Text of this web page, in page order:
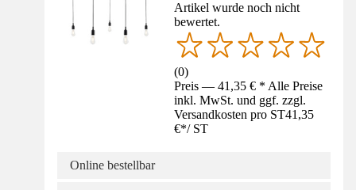
Artikel wurde noch nicht
bewertet.
(0)
Preis — 41,35 € * Alle Preise
inkl. MwSt. und ggf. zzgl.
Versandkosten pro ST41,35
€*/ ST
Online bestellbar